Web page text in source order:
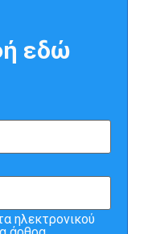
εδώ
ηλεκτρονικού